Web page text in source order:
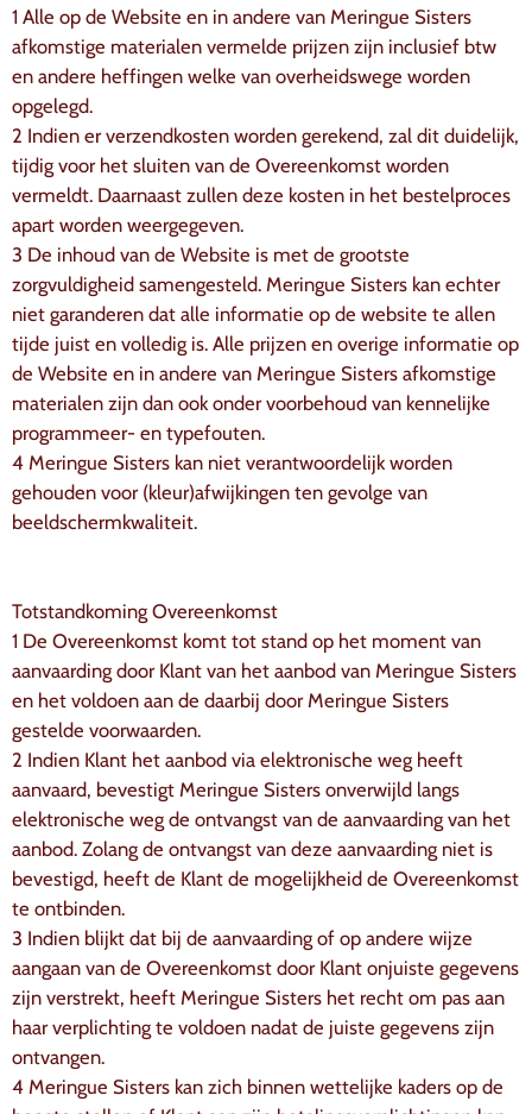
1 Alle op de Website en in andere van Meringue Sisters
afkomstige materialen vermelde prijzen zijn inclusief btw
en andere heffingen welke van overheidswege worden
opgelegd.
2 Indien er verzendkosten worden gerekend, zal dit duidelijk,
tijdig voor het sluiten van de Overeenkomst worden
vermeldt. Daarnaast zullen deze kosten in het bestelproces
apart worden weergegeven.
3 De inhoud van de Website is met de grootste
zorgvuldigheid samengesteld. Meringue Sisters kan echter
niet garanderen dat alle informatie op de website te allen
tijde juist en volledig is. Alle prijzen en overige informatie op
de Website en in andere van Meringue Sisters afkomstige
materialen zijn dan ook onder voorbehoud van kennelijke
programmeer- en typefouten.
4 Meringue Sisters kan niet verantwoordelijk worden
gehouden voor (kleur)afwijkingen ten gevolge van
beeldschermkwaliteit.
Totstandkoming Overeenkomst
1 De Overeenkomst komt tot stand op het moment van
aanvaarding door Klant van het aanbod van Meringue Sisters
en het voldoen aan de daarbij door Meringue Sisters
gestelde voorwaarden.
2 Indien Klant het aanbod via elektronische weg heeft
aanvaard, bevestigt Meringue Sisters onverwijld langs
elektronische weg de ontvangst van de aanvaarding van het
aanbod. Zolang de ontvangst van deze aanvaarding niet is
bevestigd, heeft de Klant de mogelijkheid de Overeenkomst
te ontbinden.
3 Indien blijkt dat bij de aanvaarding of op andere wijze
aangaan van de Overeenkomst door Klant onjuiste gegevens
zijn verstrekt, heeft Meringue Sisters het recht om pas aan
haar verplichting te voldoen nadat de juiste gegevens zijn
ontvangen.
4 Meringue Sisters kan zich binnen wettelijke kaders op de